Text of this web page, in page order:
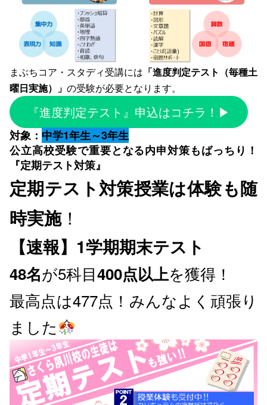
まぶちコア・スタディ受講には 「進度判定テスト（毎種土
曜日実施）」 の受験が必要となります。
『進度判定テスト』申込はコチラ！▶
対象： 中学1年生～3年生
公立高校受験で重要となる内申対策もばっちり！
『定期テスト対策』
定期テスト対策授業は体験も随
時実施！
【速報】1学期期末テスト
48名が5科目400点以上を獲得！
最高点は477点！みんなよく頑張り
ました